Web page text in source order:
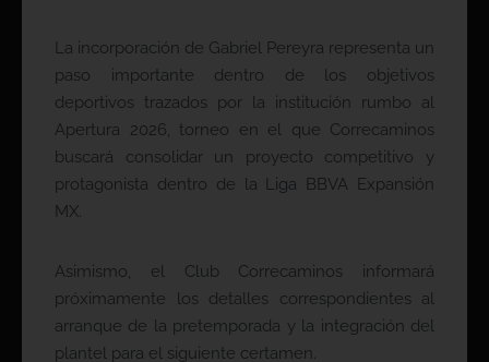
La incorporación de Gabriel Pereyra representa un
paso importante dentro de los objetivos
deportivos trazados por la institución rumbo al
Apertura 2026, torneo en el que Correcaminos
buscará consolidar un proyecto competitivo y
protagonista dentro de la Liga BBVA Expansión
MX.
Asimismo, el Club Correcaminos informará
próximamente los detalles correspondientes al
arranque de la pretemporada y la integración del
plantel para el siguiente certamen.